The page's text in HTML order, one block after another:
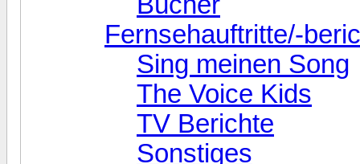
Fernsehauftritte/-
Sing meinen Song
The Voice Kids
TV Berichte
Sonstiges